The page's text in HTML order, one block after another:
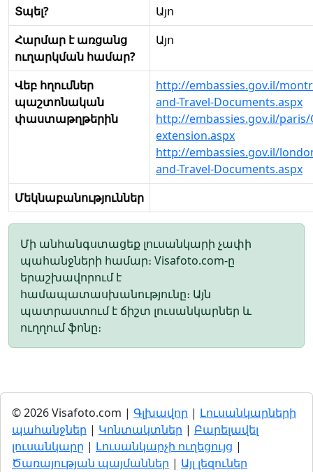
Տպել?
Այո
Հարմար է առցանց
ուղարկման համար?
Այո
Վեբ հղումներ
պաշտոնական
փաստաթղթերին
http://embassies.gov.il/
and-Travel-Documents.aspx
http://embassies.gov.il/
extension.aspx
http://embassies.gov.il/
and-Travel-Documents.aspx
Մեկնաբանություններ
Մի անհանգստացեք լուսանկարի չափի
պահանջների համար։ Visafoto.com-ը
երաշխավորում է
համապատասխանությունը։ Այն
պատրաստում է ճիշտ լուսանկարներ և
ուղղում ֆոնը։
© 2026 Visafoto.com | Գլխավոր | Լուսանկարների
պահանջներ | Կոնտակտներ | Բարելավել
լուսանկարը | Լուսանկարչի ուղեցույց |
Ծառայության պայմաններ | Այլ լեզուներ